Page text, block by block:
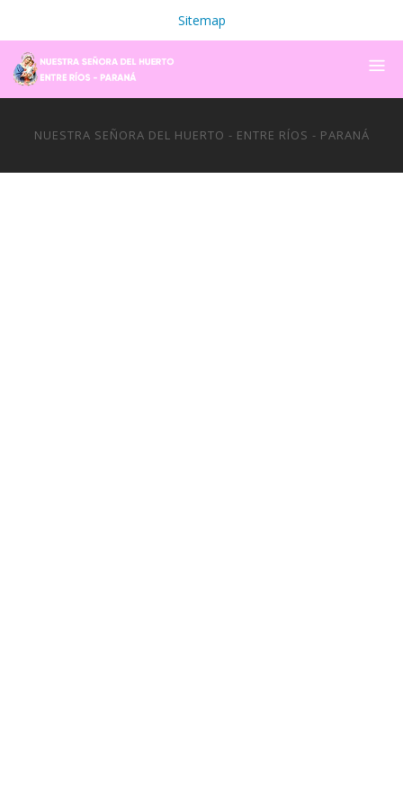
Sitemap
NUESTRA SEÑORA DEL HUERTO - ENTRE RÍOS - PARANÁ